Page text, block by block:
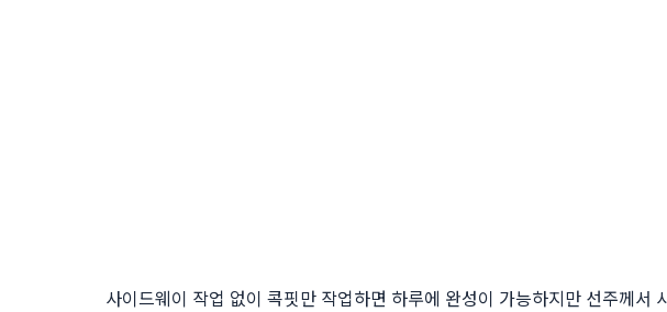
사이드웨이 작업 없이 콕핏만 작업하면 하루에 완성이 가능하지만 선주께서